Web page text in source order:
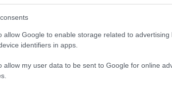
allow Google to enable storage related to advertising
identifiers in apps.
allow my user data to be sent to Google for online